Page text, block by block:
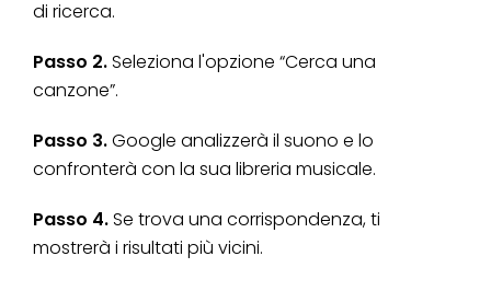
di ricerca.
Passo 2.Seleziona l'opzione “Cerca una
canzone”.
Passo 3.Google analizzerà il suono e lo
confronterà con la sua libreria musicale.
Passo 4.Se trova una corrispondenza, ti
mostrerà i risultati più vicini.